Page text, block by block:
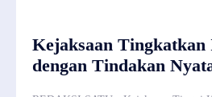
Kejaksaan
dengan Tindakan